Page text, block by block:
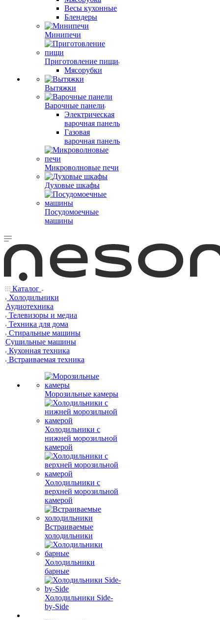
Весы кухонные
Блендеры
Минипечи
Приготовление пищи
Мясорубки
Вытяжки
Варочные панели
Электрическая
варочная панель
Газовая
варочная панель
Микроволновые печи
Духовые шкафы
Посудомоечные
машины
Каталог
Холодильники
Аудиотехника
Телевизоры и медиа
Техника для дома
Стиральные машины
Сушильные машины
Кухонная техника
Встраиваемая техника
Морозильные камеры
Холодильники с
нижней морозильной
камерой
Холодильники с
верхней морозильной
камерой
Встраиваемые
холодильники
Холодильники
барные
Холодильники Side-
by-Side